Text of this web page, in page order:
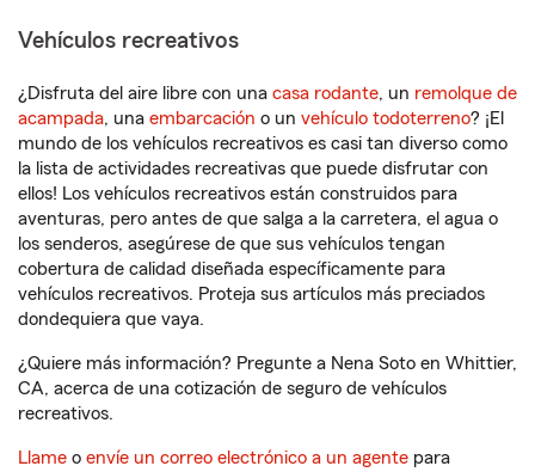
Vehículos recreativos
¿Disfruta del aire libre con una casa rodante, un remolque de
acampada, una embarcación o un vehículo todoterreno? ¡El
mundo de los vehículos recreativos es casi tan diverso como
la lista de actividades recreativas que puede disfrutar con
ellos! Los vehículos recreativos están construidos para
aventuras, pero antes de que salga a la carretera, el agua o
los senderos, asegúrese de que sus vehículos tengan
cobertura de calidad diseñada específicamente para
vehículos recreativos. Proteja sus artículos más preciados
dondequiera que vaya.
¿Quiere más información? Pregunte a Nena Soto en Whittier,
CA, acerca de una cotización de seguro de vehículos
recreativos.
Llame o envíe un correo electrónico a un agente para